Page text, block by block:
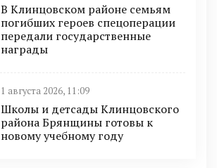
В Клинцовском районе семьям
погибших героев спецоперации
передали государственные
награды
1 августа 2026, 11:09
Школы и детсады Клинцовского
района Брянщины готовы к
новому учебному году